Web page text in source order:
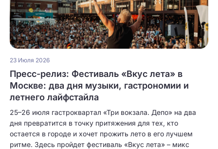
23 Июля 2026
Пресс-релиз: Фестиваль «Вкус лета» в
Москве: два дня музыки, гастрономии и
летнего лайфстайла
25–26 июля гастроквартал «Три вокзала. Депо» на два
дня превратится в точку притяжения для тех, кто
остается в городе и хочет прожить лето в его лучшем
ритме. Здесь пройдет фестиваль «Вкус лета» – микс